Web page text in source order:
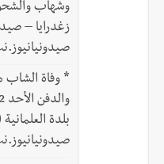
وشهاب
زغدرايا –
* وفاة
بلدة